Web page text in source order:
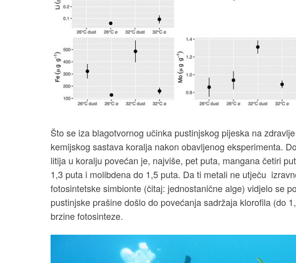
Što se iza blagotvornog učinka pustinjskog pijeska na
kemijskog sastava koralja nakon obavljenog eksperimenta.
litija u koralju povećan je, najviše, pet puta, mangana četiri
1,3 puta i molibdena do 1,5 puta. Da ti metali ne utječu
fotosintetske simbionte (čitaj: jednostanične alge) vidjelo se
pustinjske prašine došlo do povećanja sadržaja klorofila (do
brzine fotosinteze.